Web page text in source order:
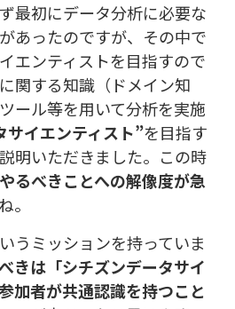
最初にデータ分析に必要な
あったのですが、その中で
エンティストを目指すので
関する知識（ドメイン知
ール等を用いて分析を実施
サイエンティスト”を目指す
明いただきました。この時
るべきことへの解像度が急
。
うミッションを持っていま
きは「シチズンデータサイ
加者が共通認識を持つこと